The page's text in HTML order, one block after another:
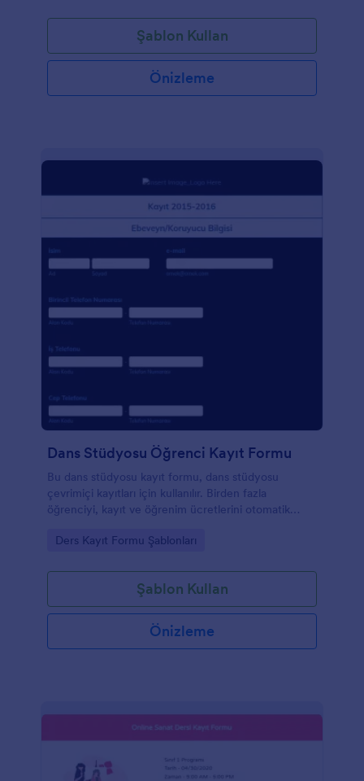
Şablon Kullan
Önizleme
Dans Stüdyosu Öğrenci Kayıt Formu
Bu dans stüdyosu kayıt formu, dans stüdyosu
çevrimiçi kayıtları için kullanılır. Birden fazla
öğrenciyi, kayıt ve öğrenim ücretlerini otomatik
ebeveynlerin adı, e-posta, telefon, adres, acil durum
posta, telefon gibi bilgileri kolayca almak için
kullanabilirsiniz. Ayrıca, bu dans sınıfı kayıt formu
şablonu şart ve koşullarınızı içerir ve ebeveynler
onları kontrol edebilir ve kabul edebilir.
Go to Category:
Ders Kayıt Formu Şablonları
Şablon Kullan
Önizleme